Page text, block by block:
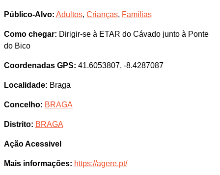
Público-Alvo: Adultos, Crianças, Famílias
Como chegar: Dirigir-se à ETAR do Cávado junto à Ponte
do Bico
Coordenadas GPS: 41.6053807, -8.4287087
Localidade: Braga
Concelho: BRAGA
Distrito: BRAGA
Ação Acessivel
Mais informações: https://agere.pt/